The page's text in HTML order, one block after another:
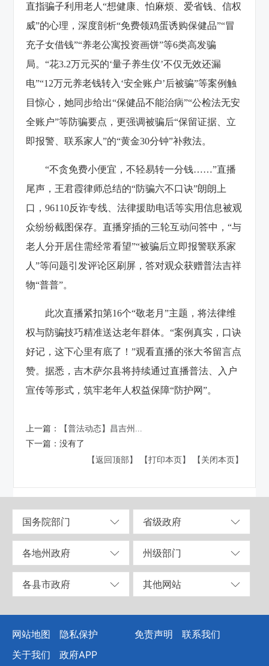
直指骗子利用老人“想健康、怕麻烦、爱省钱、信权
威”的心理，深度剖析“免费领鸡蛋诱购保健品”“冒
充子女借钱”“养老公寓投资画饼”等6类高发骗
局。“花3.2万元买的‘量子养生仪’不仅无效还漏
电”“12万元养老钱转入‘安全账户’后被骗”等案例触
目惊心，她同步给出“保健品不能治病”“公检法无安
全账户”等防骗要点，更强调被骗后“保留证据、立
即报警、联系家人”的“黄金30分钟”补救法。
“不贪免费小便宜，不轻易转一分钱……”直播
尾声，王君霞律师总结的“防骗六不口诀”朗朗上
口，96110反诈专线、法律援助电话等实用信息被观
众纷纷截图保存。直播穿插的三轮互动问答中，“与
老人分开居住需经常看望”“被骗后立即报警联系家
人”等问题引发评论区刷屏，答对观众获赠普法吉祥
物“普普”。
此次直播紧扣第16个“敬老月”主题，将法律维
权与防骗技巧精准送达老年群体。“案例真实，口诀
好记，这下心里有底了！”观看直播的张大爷留言点
赞。据悉，吉木萨尔县将持续通过直播普法、入户
宣传等形式，筑牢老年人权益保障“防护网”。
上一篇：
【普法动态】昌吉州...
下一篇：没有了
【返回顶部】
【打印本页】 【关闭本页】
国务院部门 省级政府
各地州政府 州级部门
各县市政府 其他网站
网站地图 隐私保护 免责声明
联系我们
关于我们
政府APP